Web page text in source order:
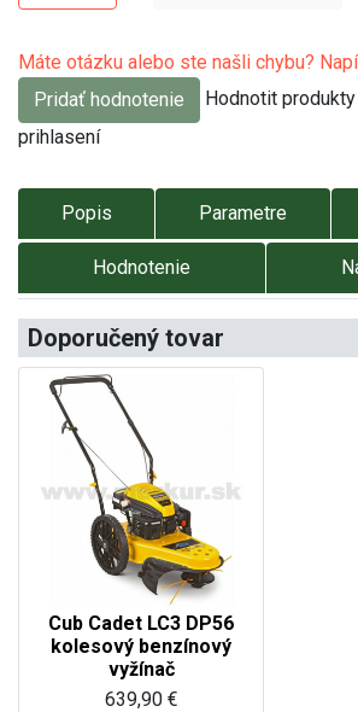
Máte otázku alebo ste našli chybu?
Pridať hodnotenie
Hodnotit
prihlasení
Popis Parametre
Hodnotenie
Doporučený tovar
Cub Cadet LC3 DP56
kolesový benzínový
vyžínač
639,90 €